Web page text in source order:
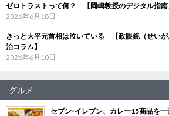
ゼロトラストって何？ 【岡嶋教授のデジタル指南
2026年6月18日
きっと大平元首相は泣いている 【政眼鏡（せい
治コラム】
2026年6月10日
グルメ
セブン‐イレブン、カレー15商品を